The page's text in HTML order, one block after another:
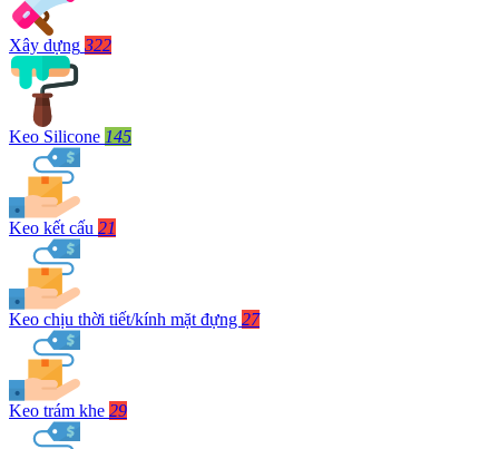
Xây dựng 322
Keo Silicone 145
Keo kết cấu 21
Keo chịu thời tiết/kính mặt đựng 27
Keo trám khe 29